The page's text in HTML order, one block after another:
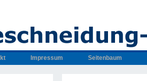
Impressum Seitenbaum